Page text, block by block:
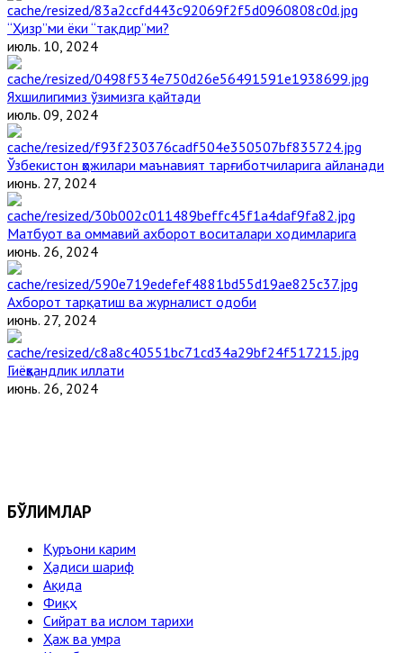
“Ҳизр”ми ёки “тақдир”ми?
июль. 10, 2024
Яхшилигимиз ўзимизга қайтади
июль. 09, 2024
Ўзбекистон ҳожилари маънавият тарғиботчиларига айланади
июнь. 27, 2024
Матбуот ва оммавий ахборот воситалари ходимларига
июнь. 26, 2024
Ахборот тарқатиш ва журналист одоби
июнь. 27, 2024
Гиёҳвандлик иллати
июнь. 26, 2024
БЎЛИМЛАР
Қуръони карим
Ҳадиси шариф
Ақида
Фиқҳ
Сийрат ва ислом тарихи
Ҳаж ва умра